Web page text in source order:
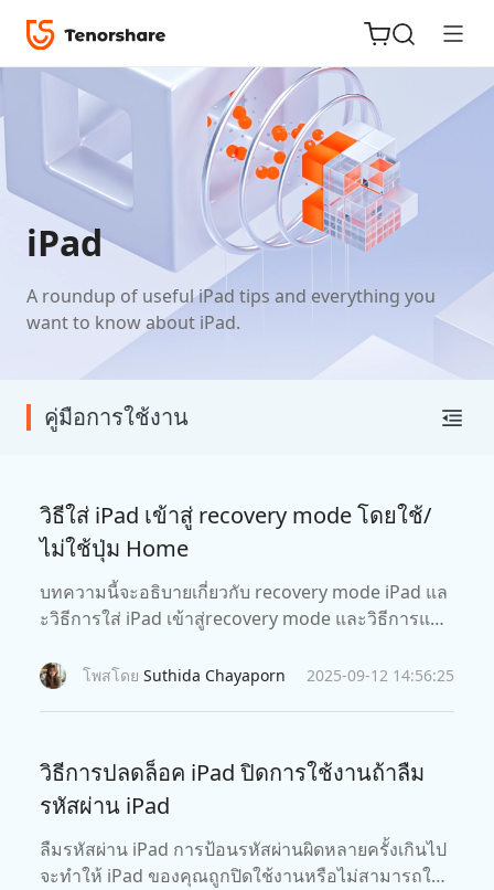
ReiBoot
for iOS
Tenorshare
PDNob
New
iPad
A roundup of useful iPad tips and everything you
want to know about iPad.
คู่มือการใช้งาน
วิธีใส่ iPad เข้าสู่ recovery mode โดยใช้/
ไม่ใช้ปุ่ม Home
บทความนี้จะอธิบายเกี่ยวกับ recovery mode iPad แล
ะวิธีการใส่ iPad เข้าสู่recovery mode และวิธีการแก้ไ
โพสโดย Suthida Chayaporn 2025-09-12 14:56:25
วิธีการปลดล็อค iPad ปิดการใช้งานถ้าลืม
รหัสผ่าน iPad
ลืมรหัสผ่าน iPad การป้อนรหัสผ่านผิดหลายครั้งเกินไป
จะทำให้ iPad ของคุณถูกปิดใช้งานหรือไม่สามารถใช้ง